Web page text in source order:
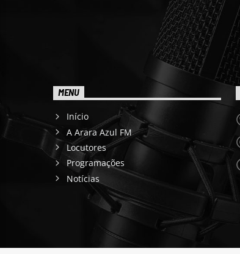
MENU
Início
A Arara Azul FM
Locutores
Programações
Notícias